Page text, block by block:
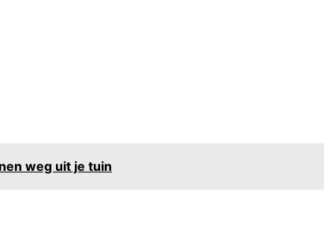
weg uit je tuin